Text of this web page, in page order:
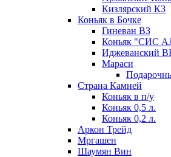
Кизлярский КЗ
Коньяк в Бочке
Гиневан ВЗ
Коньяк "СИС
Иджеванский
Мараси
Страна Камней
Коньяк в п/у
Коньяк 0,5 л.
Коньяк 0,2 л.
Аркон Трейд
Мргашен
Шаумян Вин